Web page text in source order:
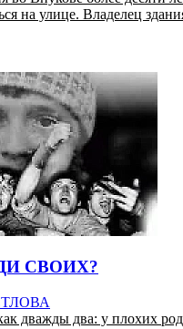
на улице. Владелец
СВОИХ?
дважды два: у плохих